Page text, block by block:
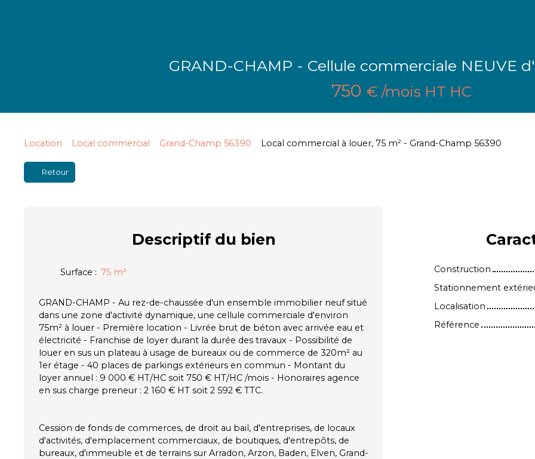
GRAND-CHAMP - Cellule commerciale NEUVE
750 € /mois HT HC
Location Local commercial Grand-Champ 56390 Local commercial à louer, 75 m² - Grand-Champ 56390
Retour
Descriptifdu bien
Surface : 75 m²
GRAND-CHAMP - Au rez-de-chaussée d'un ensemble immobilier neuf situé
dans une zone d'activité dynamique, une cellule commerciale d'environ
75m² à louer - Première location - Livrée brut de béton avec arrivée eau et
électricité - Franchise de loyer durant la durée des travaux - Possibilité de
louer en sus un plateau à usage de bureaux ou de commerce de 320m² au
1er étage - 40 places de parkings extérieurs en commun - Montant du
loyer annuel : 9 000 € HT/HC soit 750 € HT/HC /mois - Honoraires agence
en sus charge preneur : 2 160 € HT soit 2 592 € TTC.
Cession de fonds de commerces, de droit au bail, d'entreprises, de locaux
d'activités, d'emplacement commerciaux, de boutiques, d'entrepôts, de
bureaux, d'immeuble et de terrains sur Arradon, Arzon, Baden, Elven, Grand-
Construction
Stationnement
Localisation
Référence